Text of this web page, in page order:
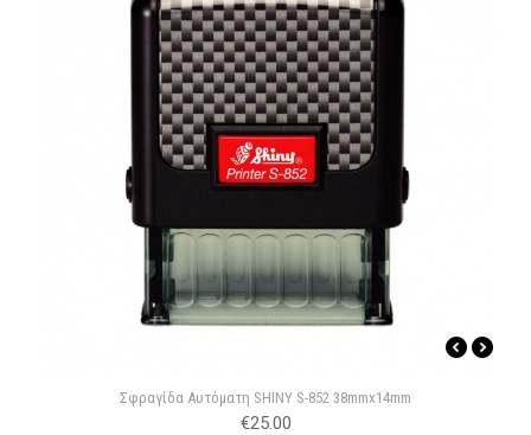
Σφραγίδα Αυτόματη SHINY S-852 38mmx14mm
€25.00